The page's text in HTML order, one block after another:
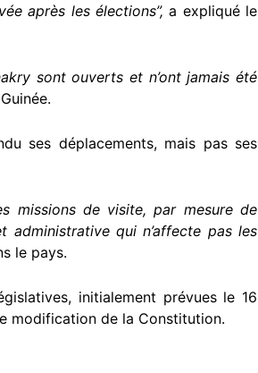
après les élections”, a expliqué le
sont ouverts et n’ont jamais été
ses déplacements, mais pas ses
missions de visite, par mesure de
administrative qui n’affecte pas les
le pays.
initialement prévues le 16
modification de la Constitution.